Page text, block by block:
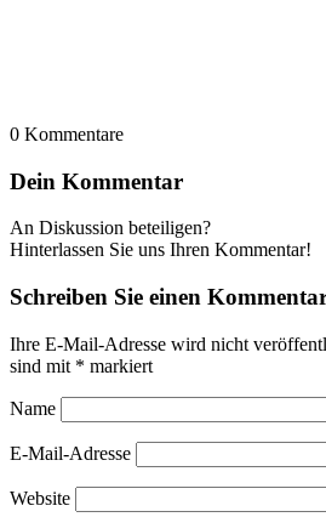
0 Kommentare
Dein Kommentar
An Diskussion beteiligen?
Hinterlassen Sie uns Ihren Kommentar!
Schreiben Sie einen
Ihre E-Mail-Adresse wird nicht
sind mit * markiert
Name
E-Mail-Adresse
Website